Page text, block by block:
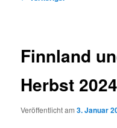
Finnland
Herbst 2024
Veröffentlicht am3. Januar